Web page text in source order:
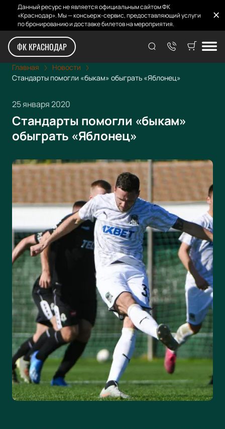
Данный ресурс не является официальным сайтом ФК
«Краснодар». Мы — консьерж-сервис, предоставляющий услуги
по бронированию и доставке билетов на мероприятия.
ФК КРАСНОДАР
Главная
Новости
Стандарты помогли «быкам» обыграть «Яблонец»
25 января 2020
Стандарты помогли «быкам»
обыграть «Яблонец»